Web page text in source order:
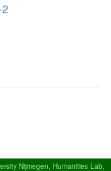
Nijmegen, Humanities Lab,